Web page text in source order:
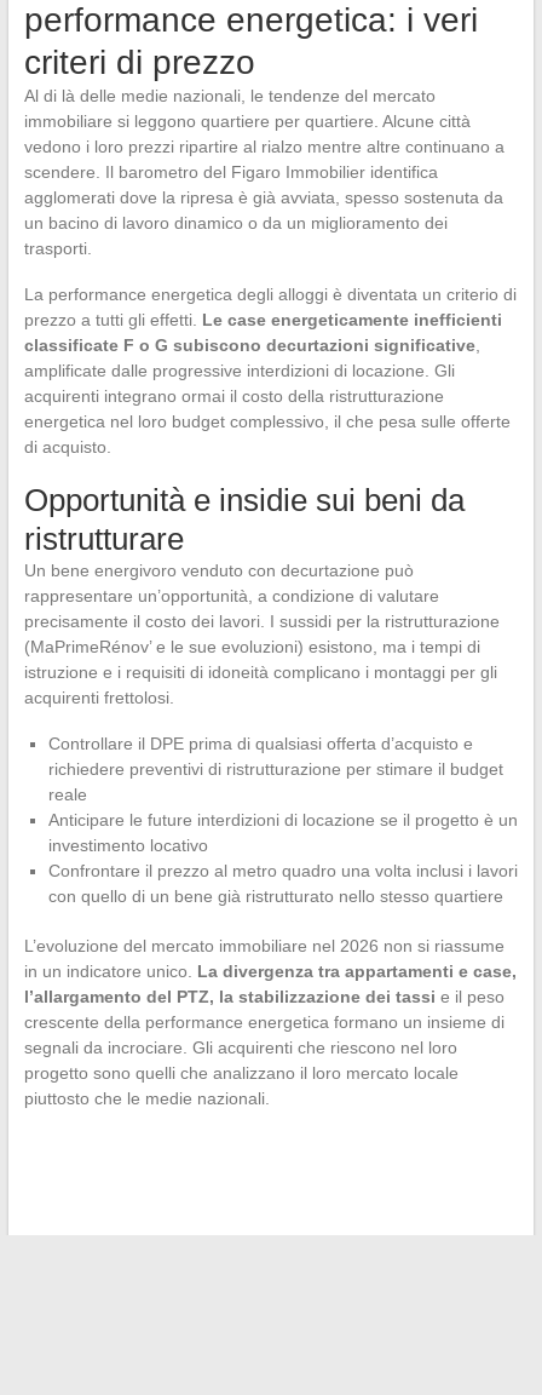
performance energetica: i veri
criteri di prezzo
Al di là delle medie nazionali, le tendenze del mercato
immobiliare si leggono quartiere per quartiere. Alcune città
vedono i loro prezzi ripartire al rialzo mentre altre continuano a
scendere. Il barometro del Figaro Immobilier identifica
agglomerati dove la ripresa è già avviata, spesso sostenuta da
un bacino di lavoro dinamico o da un miglioramento dei
trasporti.
La performance energetica degli alloggi è diventata un criterio di
prezzo a tutti gli effetti. Le case energeticamente inefficienti
classificate F o G subiscono decurtazioni significative,
amplificate dalle progressive interdizioni di locazione. Gli
acquirenti integrano ormai il costo della ristrutturazione
energetica nel loro budget complessivo, il che pesa sulle offerte
di acquisto.
Opportunità e insidie sui beni da
ristrutturare
Un bene energivoro venduto con decurtazione può
rappresentare un’opportunità, a condizione di valutare
precisamente il costo dei lavori. I sussidi per la ristrutturazione
(MaPrimeRénov’ e le sue evoluzioni) esistono, ma i tempi di
istruzione e i requisiti di idoneità complicano i montaggi per gli
acquirenti frettolosi.
Controllare il DPE prima di qualsiasi offerta d’acquisto e
richiedere preventivi di ristrutturazione per stimare il budget
reale
Anticipare le future interdizioni di locazione se il progetto è un
investimento locativo
Confrontare il prezzo al metro quadro una volta inclusi i lavori
con quello di un bene già ristrutturato nello stesso quartiere
L’evoluzione del mercato immobiliare nel 2026 non si riassume
in un indicatore unico. La divergenza tra appartamenti e case,
l’allargamento del PTZ, la stabilizzazione dei tassi e il peso
crescente della performance energetica formano un insieme di
segnali da incrociare. Gli acquirenti che riescono nel loro
progetto sono quelli che analizzano il loro mercato locale
piuttosto che le medie nazionali.